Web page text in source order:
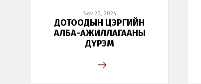
Nov 20, 2024
ДОТООДЫН ЦЭРГИЙН
АЛБА-АЖИЛЛАГААНЫ
ДҮРЭМ